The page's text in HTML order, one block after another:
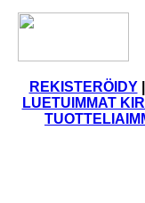
REKISTERÖIDY|
LUETUIMMAT